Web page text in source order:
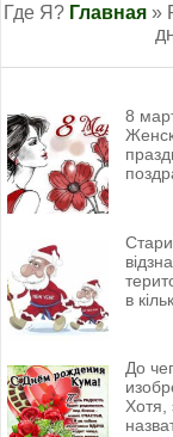
Где Я? Главная »
8
в
До
Хотя,